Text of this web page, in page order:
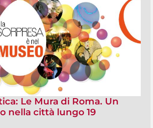
Le Mura di Roma. Un
nella città lungo 19